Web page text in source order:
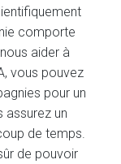
comporte
aider à
vous pouvez
pour un
assurez un
de temps.
de pouvoir